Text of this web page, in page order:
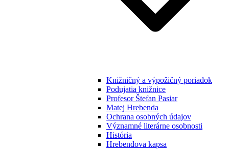
Knižničný a výpožičný poriadok
Podujatia knižnice
Profesor Štefan Pasiar
Matej Hrebenda
Ochrana osobných údajov
Významné literárne osobnosti
História
Hrebendova kapsa